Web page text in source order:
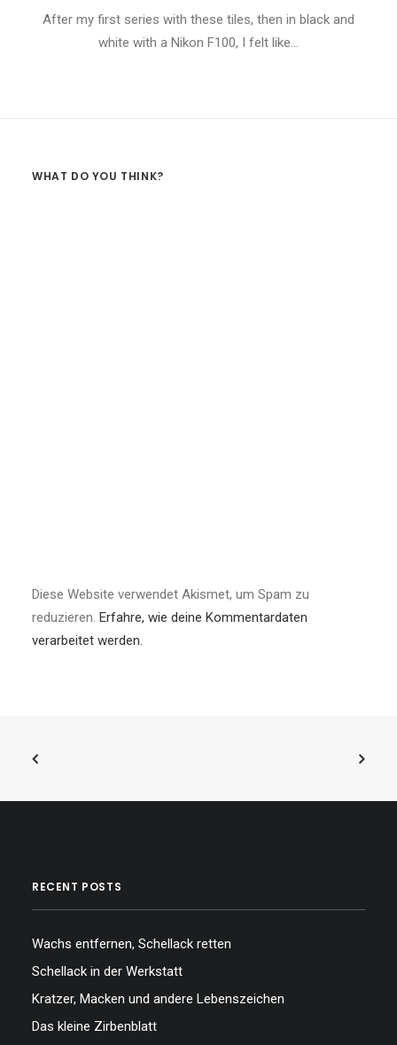
After my first series with these tiles, then in black and
white with a Nikon F100, I felt like…
WHAT DO YOU THINK?
Diese Website verwendet Akismet, um Spam zu
reduzieren. Erfahre, wie deine Kommentardaten
verarbeitet werden.
RECENT POSTS
Wachs entfernen, Schellack retten
Schellack in der Werkstatt
Kratzer, Macken und andere Lebenszeichen
Das kleine Zirbenblatt